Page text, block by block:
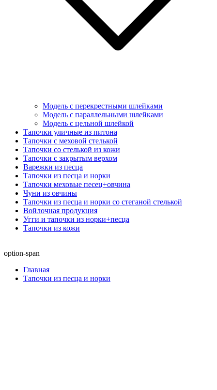
Модель с перекрестными шлейками
Модель с параллельными шлейками
Модель с цельной шлейкой
Тапочки уличные из питона
Тапочки с меховой стелькой
Тапочки со стелькой из кожи
Тапочки с закрытым верхом
Варежки из песца
Тапочки из песца и норки
Тапочки меховые песец+овчина
Чуни из овчины
Тапочки из песца и норки со стеганой стелькой
Войлочная продукция
Угги и тапочки из норки+песца
Тапочки из кожи
option-span
Главная
Тапочки из песца и норки